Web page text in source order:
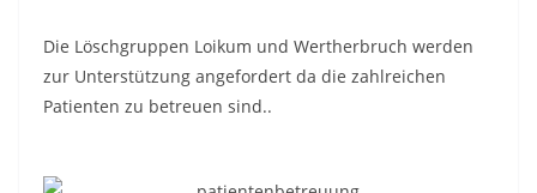
Die Löschgruppen Loikum und Wertherbruch werden
zur Unterstützung angefordert da die zahlreichen
Patienten zu betreuen sind..